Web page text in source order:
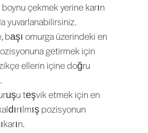
çekmek yerine karın
yuvarlanabilirsiniz.
başı omurga üzerindeki en
getirmek için
ellerin içine doğru
teşvik etmek için en
pozisyonun